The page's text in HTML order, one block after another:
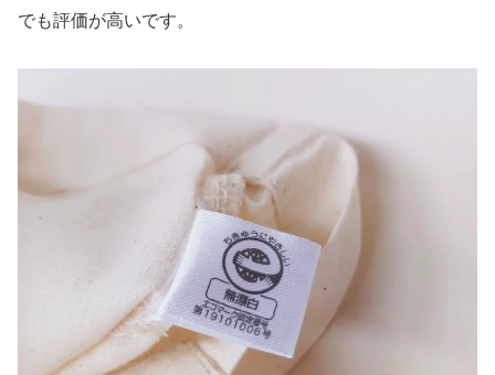
でも評価が高いです。